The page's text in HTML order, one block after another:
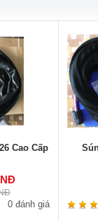
Cao Cấp
0 đánh giá